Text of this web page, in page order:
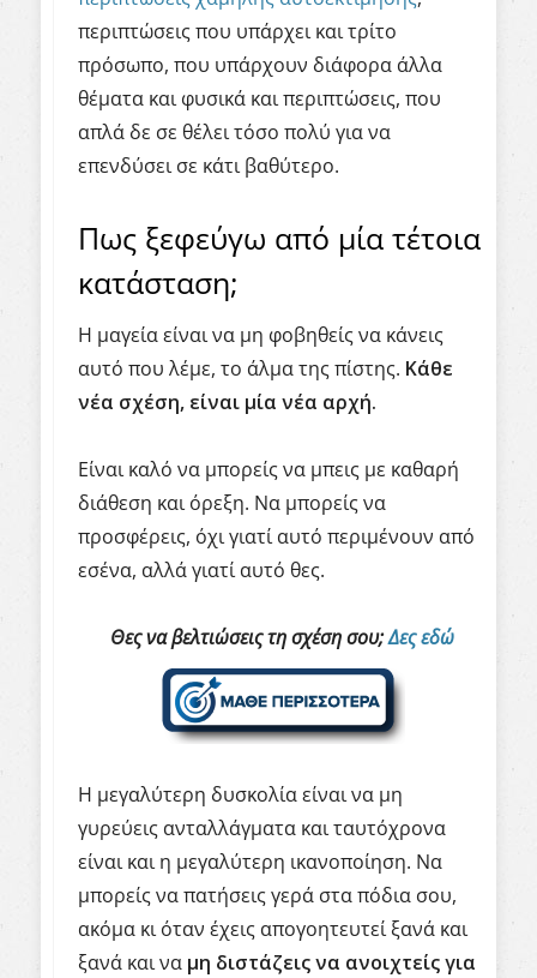
περιπτώσεις που υπάρχει και τρίτο
πρόσωπο, που υπάρχουν διάφορα άλλα
θέματα και φυσικά και περιπτώσεις, που
απλά δε σε θέλει τόσο πολύ για να
επενδύσει σε κάτι βαθύτερο.
Πως ξεφεύγω από μία τέτοια
κατάσταση;
Η μαγεία είναι να μη φοβηθείς να κάνεις
αυτό που λέμε, το άλμα της πίστης. Κάθε
νέα σχέση, είναι μία νέα αρχή.
Είναι καλό να μπορείς να μπεις με καθαρή
διάθεση και όρεξη. Να μπορείς να
προσφέρεις, όχι γιατί αυτό περιμένουν από
εσένα, αλλά γιατί αυτό θες.
Θες να βελτιώσεις τη σχέση σου;Δες εδώ
Η μεγαλύτερη δυσκολία είναι να μη
γυρεύεις ανταλλάγματα και ταυτόχρονα
είναι και η μεγαλύτερη ικανοποίηση. Να
μπορείς να πατήσεις γερά στα πόδια σου,
ακόμα κι όταν έχεις απογοητευτεί ξανά και
ξανά και να μη διστάζεις να ανοιχτείς για